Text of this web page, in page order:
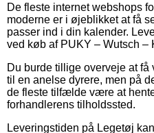
De fleste internet webshops
moderne er i øjeblikket at få
passer ind i din kalender.
ved køb af PUKY – Wutsch –
Du burde tillige overveje at
til en anelse dyrere, men på
de fleste tilfælde være at
forhandlerens tilholdssted.
Leveringstiden på Legetøj